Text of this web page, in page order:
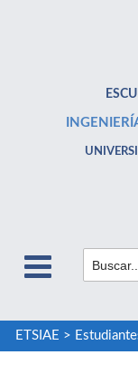
ETSIAE >